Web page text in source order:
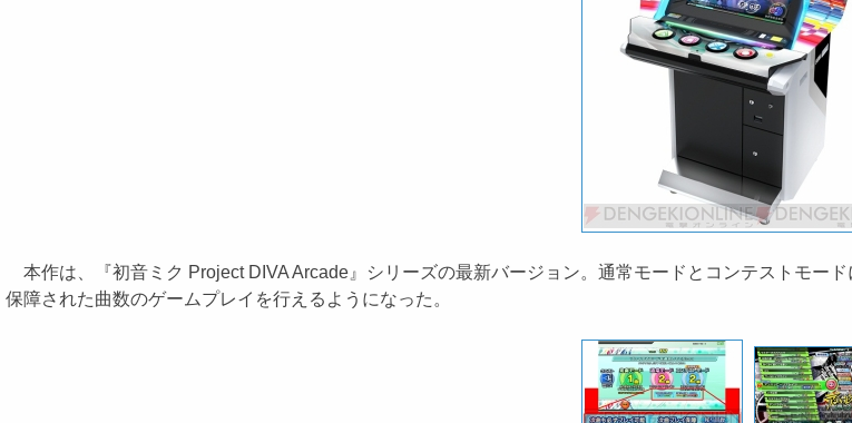
本作は、『初音ミク Project DIVA Arcade』シリーズの最新バージョン。通常モードとコンテストモー
保障された曲数のゲームプレイを行えるようになった。